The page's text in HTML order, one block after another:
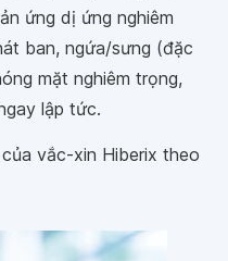
ứng dị ứng nghiêm
ban, ngứa/sưng (đặc
mặt nghiêm trọng,
lập tức.
vắc-xin Hiberix theo